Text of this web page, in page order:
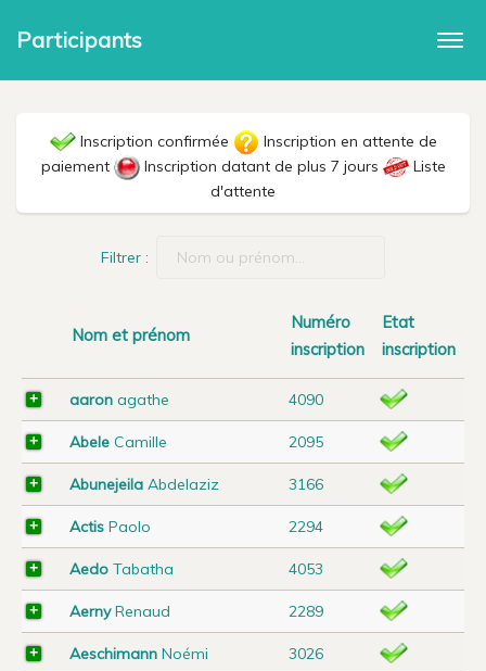
Participants
Inscription confirmée
Inscription en attente de
paiement
Inscription datant de plus 7 jours
Liste
d'attente
Filtrer :
Nom et prénom
Numéro
inscription
Etat
inscription
aaron agathe 4090
Abele Camille 2095
Abunejeila Abdelaziz 3166
Actis Paolo 2294
Aedo Tabatha 4053
AernyRenaud 2289
Aeschimann Noémi 3026